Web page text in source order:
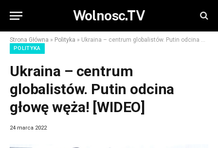
Wolnosc.TV
Strona Główna » Polityka » Ukraina – centrum globalistów. Putin odcina głowę węża! [WIDEO]
POLITYKA
Ukraina – centrum
globalistów. Putin odcina
głowę węża! [WIDEO]
24 marca 2022